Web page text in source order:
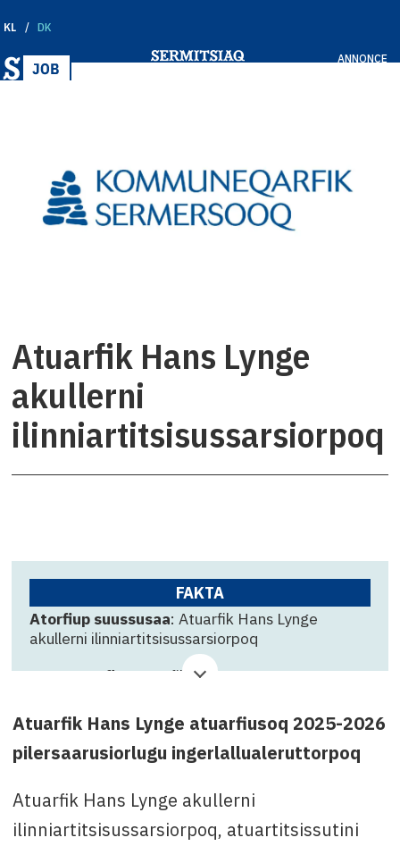
KL DK
ANNONCE
Atuarfik Hans Lynge
akullerni
ilinniartitsisussarsiorpoq
FAKTA
Atorfiup suussusaa: Atuarfik Hans Lynge
akullerni ilinniartitsisussarsiorpoq
Suliffeqarfik: Atuarfik Hans Lynge
Qinnuteqarfissamut killigititaq
: 6. oktober
Attavissaq: Laila Vivian Petersen, tlf. +299 36
64 51 imaluunniit e-mail: lavp@sermersooq.gl
Atuarfik Hans Lynge atuarfiusoq 2025-2026
pilersaarusiorlugu ingerlallualeruttorpoq
Atuarfik Hans Lynge akullerni
ilinniartitsisussarsiorpoq, atuartitsissutini